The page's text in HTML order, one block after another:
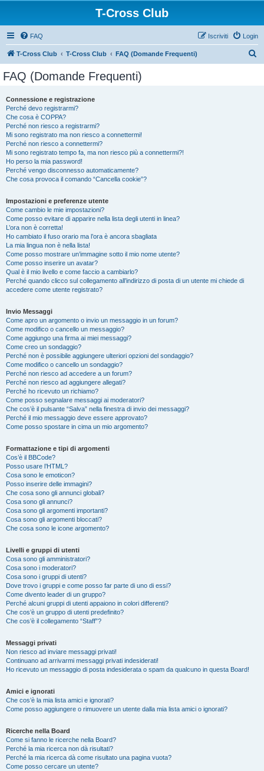
T-Cross Club
FAQ Login
Iscriviti
T-Cross Club T-Cross Club FAQ (Domande Frequenti)
FAQ (Domande Frequenti)
Connessione e registrazione
Perché devo registrarmi?
Che cosa è COPPA?
Perché non riesco a registrarmi?
Mi sono registrato ma non riesco a connettermi!
Perché non riesco a connettermi?
Mi sono registrato tempo fa, ma non riesco più a connettermi?!
Ho perso la mia password!
Perché vengo disconnesso automaticamente?
Che cosa provoca il comando “Cancella cookie”?
Impostazioni e preferenze utente
Come cambio le mie impostazioni?
Come posso evitare di apparire nella lista degli utenti in linea?
L’ora non è corretta!
Ho cambiato il fuso orario ma l’ora è ancora sbagliata
La mia lingua non è nella lista!
Come posso mostrare un’immagine sotto il mio nome utente?
Come posso inserire un avatar?
Qual è il mio livello e come faccio a cambiarlo?
Perché quando clicco sul collegamento all’indirizzo di posta di un utente mi chiede di
accedere come utente registrato?
Invio Messaggi
Come apro un argomento o invio un messaggio in un forum?
Come modifico o cancello un messaggio?
Come aggiungo una firma ai miei messaggi?
Come creo un sondaggio?
Perché non è possibile aggiungere ulteriori opzioni del sondaggio?
Come modifico o cancello un sondaggio?
Perché non riesco ad accedere a un forum?
Perché non riesco ad aggiungere allegati?
Perché ho ricevuto un richiamo?
Come posso segnalare messaggi ai moderatori?
Che cos’è il pulsante “Salva” nella finestra di invio dei messaggi?
Perché il mio messaggio deve essere approvato?
Come posso spostare in cima un mio argomento?
Formattazione e tipi di argomenti
Cos’è il BBCode?
Posso usare l’HTML?
Cosa sono le emoticon?
Posso inserire delle immagini?
Che cosa sono gli annunci globali?
Cosa sono gli annunci?
Cosa sono gli argomenti importanti?
Cosa sono gli argomenti bloccati?
Che cosa sono le icone argomento?
Livelli e gruppi di utenti
Cosa sono gli amministratori?
Cosa sono i moderatori?
Cosa sono i gruppi di utenti?
Dove trovo i gruppi e come posso far parte di uno di essi?
Come divento leader di un gruppo?
Perché alcuni gruppi di utenti appaiono in colori differenti?
Che cos’è un gruppo di utenti predefinito?
Che cos’è il collegamento “Staff”?
Messaggi privati
Non riesco ad inviare messaggi privati!
Continuano ad arrivarmi messaggi privati indesiderati!
Ho ricevuto un messaggio di posta indesiderata o spam da qualcuno in questa Board!
Amici e ignorati
Che cos’è la mia lista amici e ignorati?
Come posso aggiungere o rimuovere un utente dalla mia lista amici o ignorati?
Ricerche nella Board
Come si fanno le ricerche nella Board?
Perché la mia ricerca non dà risultati?
Perché la mia ricerca dà come risultato una pagina vuota?
Come posso cercare un utente?